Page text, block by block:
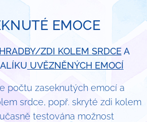
EMOCE
HRADBY/ZDI KOLEM SRDCE A
UVĚZNĚNÝCH EMOCÍ
počtu zaseknutých emocí a
srdce, popř. skryté zdi kolem
testována možnost